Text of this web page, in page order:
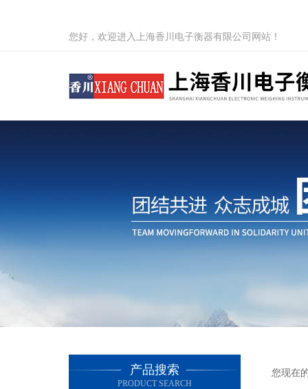
您好，欢迎进入上海香川电子衡器有限公司网站！
产品搜索
PRODUCT SEARCH
您现在